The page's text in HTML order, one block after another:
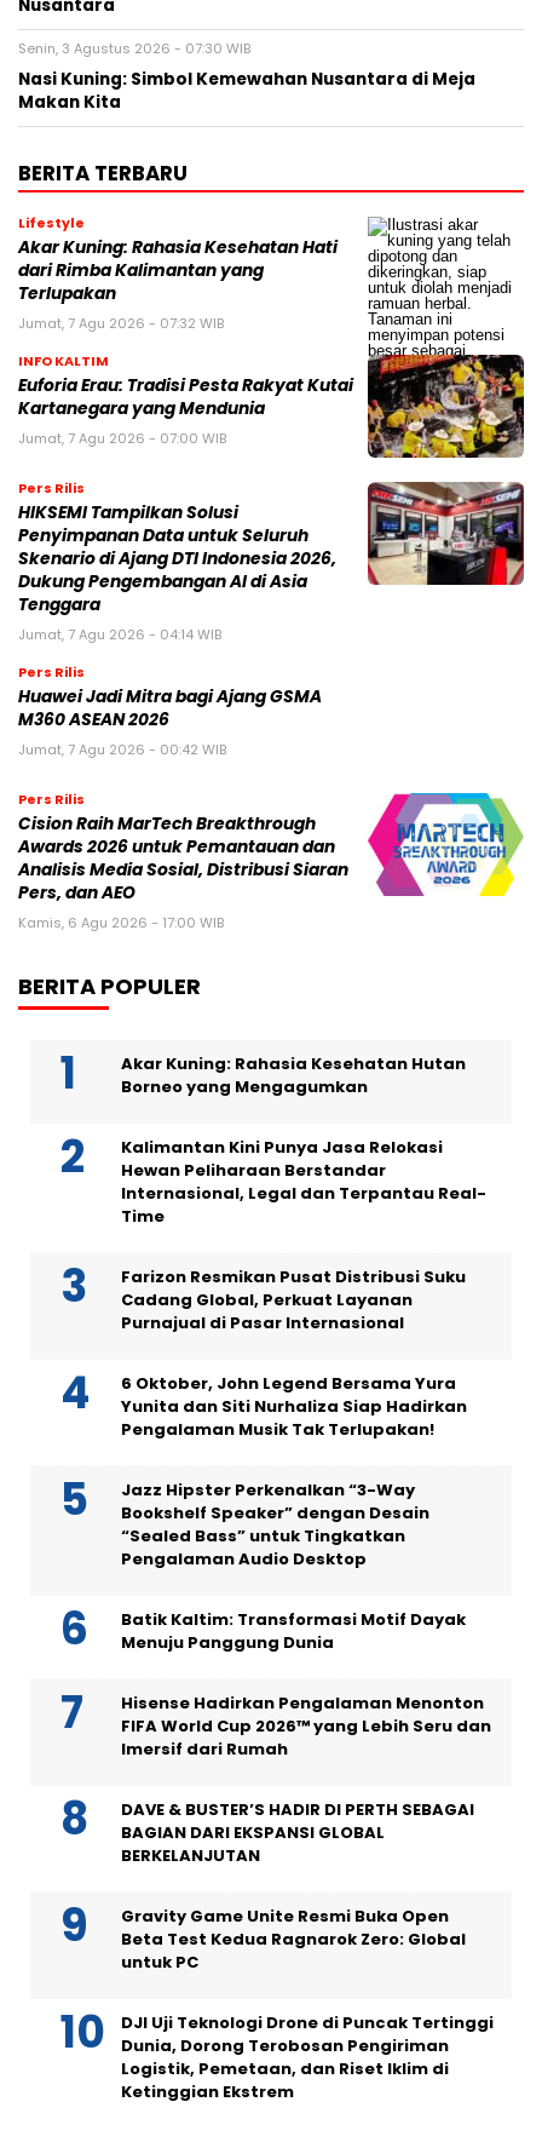
Nusantara
Senin, 3 Agustus 2026 - 07:30 WIB
Nasi Kuning: Simbol Kemewahan Nusantara di Meja
Makan Kita
BERITA TERBARU
Lifestyle
Akar Kuning: Rahasia Kesehatan Hati
dari Rimba Kalimantan yang
Terlupakan
Jumat, 7 Agu 2026 - 07:32 WIB
INFO KALTIM
Euforia Erau: Tradisi Pesta Rakyat Kutai
Kartanegara yang Mendunia
Jumat, 7 Agu 2026 - 07:00 WIB
Pers Rilis
HIKSEMI Tampilkan Solusi
Penyimpanan Data untuk Seluruh
Skenario di Ajang DTI Indonesia 2026,
Dukung Pengembangan AI di Asia
Tenggara
Jumat, 7 Agu 2026 - 04:14 WIB
Pers Rilis
Huawei Jadi Mitra bagi Ajang GSMA
M360 ASEAN 2026
Jumat, 7 Agu 2026 - 00:42 WIB
Pers Rilis
Cision Raih MarTech Breakthrough
Awards 2026 untuk Pemantauan dan
Analisis Media Sosial, Distribusi Siaran
Pers, dan AEO
Kamis, 6 Agu 2026 - 17:00 WIB
BERITA POPULER
Akar Kuning: Rahasia Kesehatan Hutan
Borneo yang Mengagumkan
Kalimantan Kini Punya Jasa Relokasi
Hewan Peliharaan Berstandar
Internasional, Legal dan Terpantau Real-
Time
Farizon Resmikan Pusat Distribusi Suku
Cadang Global, Perkuat Layanan
Purnajual di Pasar Internasional
6 Oktober, John Legend Bersama Yura
Yunita dan Siti Nurhaliza Siap Hadirkan
Pengalaman Musik Tak Terlupakan!
Jazz Hipster Perkenalkan “3-Way
Bookshelf Speaker” dengan Desain
“Sealed Bass” untuk Tingkatkan
Pengalaman Audio Desktop
Batik Kaltim: Transformasi Motif Dayak
Menuju Panggung Dunia
Hisense Hadirkan Pengalaman Menonton
FIFA World Cup 2026™ yang Lebih Seru dan
Imersif dari Rumah
DAVE & BUSTER’S HADIR DI PERTH SEBAGAI
BAGIAN DARI EKSPANSI GLOBAL
BERKELANJUTAN
Gravity Game Unite Resmi Buka Open
Beta Test Kedua Ragnarok Zero: Global
untuk PC
DJI Uji Teknologi Drone di Puncak Tertinggi
Dunia, Dorong Terobosan Pengiriman
Logistik, Pemetaan, dan Riset Iklim di
Ketinggian Ekstrem